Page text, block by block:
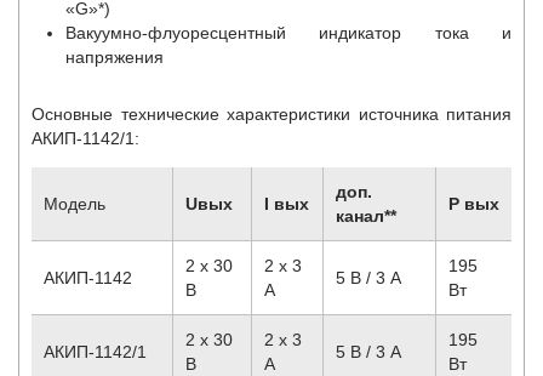
«G»*)
Вакуумно-флуоресцентный индикатор тока и
напряжения
Основные технические характеристики источника питания
АКИП-1142/1:
Модель Uвых I вых
доп.
канал**
P вых
АКИП-1142
2 х 30
B
2 х 3
A
5 В / 3 А
195
Вт
АКИП-1142/1
2 х 30
B
2 х 3
A
5 В / 3 А
195
Вт